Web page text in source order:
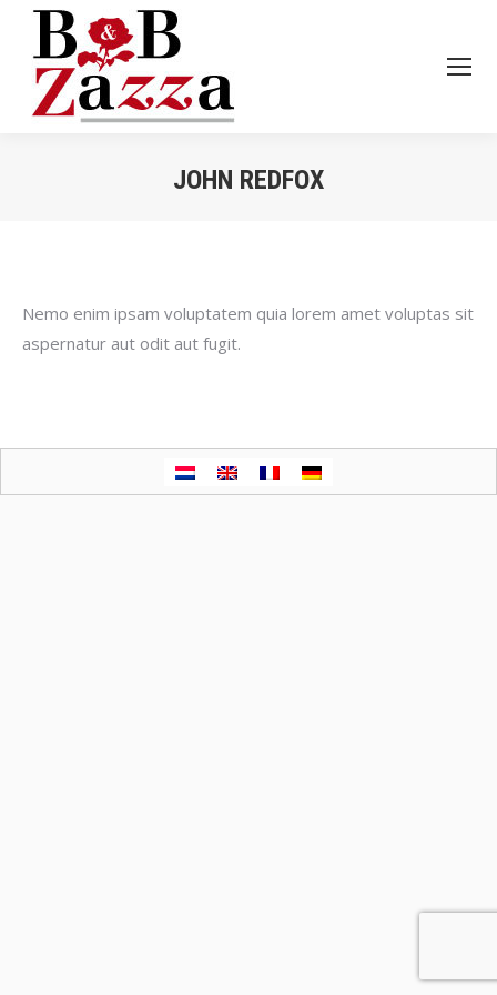
JOHN REDFOX
Nemo enim ipsam voluptatem quia lorem amet voluptas sit
aspernatur aut odit aut fugit.